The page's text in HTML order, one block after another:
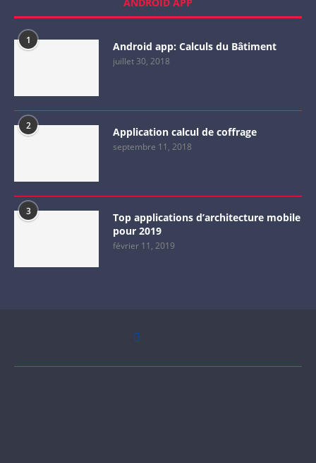
1 Android app: Calculs du Bâtiment
juillet 30, 2018
2 Application calcul de coffrage
septembre 11, 2018
3
Top applications d’architecture mobile
pour 2019
février 11, 2019